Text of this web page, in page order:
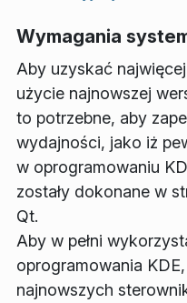
Wymagania
Aby uzyskać
użycie najnowszej
to potrzebne, aby
wydajności, jako iż
w oprogramowaniu
zostały dokonane w
Qt.
Aby w pełni
oprogramowania
najnowszych